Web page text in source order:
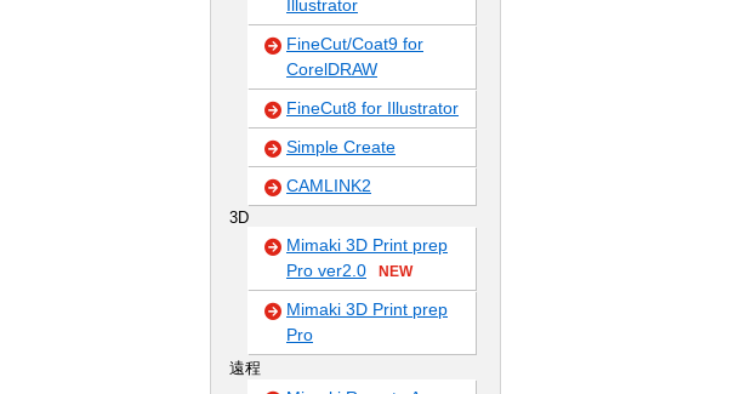
Illustrator
FineCut/Coat9 for
CorelDRAW
FineCut8 for Illustrator
Simple Create
CAMLINK2
3D
Mimaki 3D Print prep
Pro ver2.0
NEW
Mimaki 3D Print prep
Pro
遠程